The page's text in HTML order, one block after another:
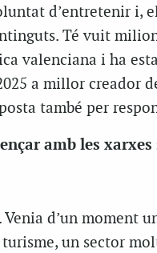
d’entretenir i,
Té vuit
valenciana i ha
a millor creador
també per
amb les xarxes
Venia d’un
un sector